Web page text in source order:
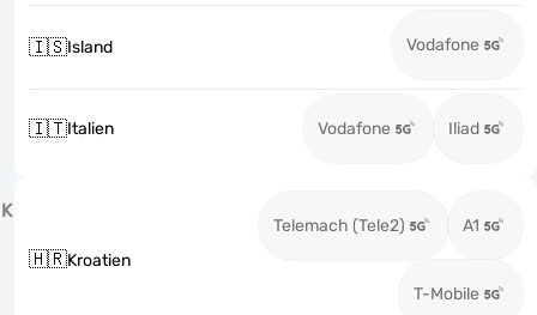
🇮🇸Island Vodafone
🇮🇹Italien Vodafone Iliad
K
🇭🇷Kroatien
Telemach (Tele2) A1
T-Mobile